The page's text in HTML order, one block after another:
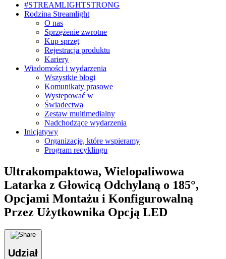
#STREAMLIGHTSTRONG
Rodzina Streamlight
O nas
Sprzężenie zwrotne
Kup sprzęt
Rejestracja produktu
Kariery
Wiadomości i wydarzenia
Wszystkie blogi
Komunikaty prasowe
Wystepować w
Świadectwa
Zestaw multimedialny
Nadchodzące wydarzenia
Inicjatywy
Organizacje, które wspieramy
Program recyklingu
Ultrakompaktowa, Wielopaliwowa
Latarka z Głowicą Odchylaną o 185°,
Opcjami Montażu i Konfigurowalną
Przez Użytkownika Opcją LED
Udział